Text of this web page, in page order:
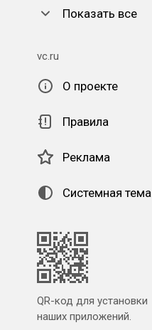
Показать все
vc.ru
О проекте
Правила
Реклама
Системная тема
QR-код для установки
наших приложений.